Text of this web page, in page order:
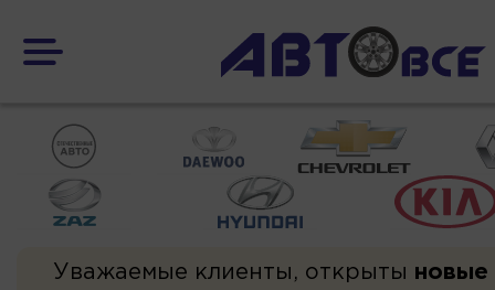
Уважаемые клиенты, открыты новые